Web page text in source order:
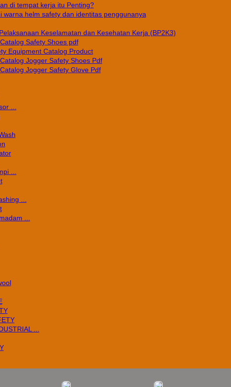
di tempat kerja itu Penting?
warna helm safety dan identitas penggunanya
Keselamatan dan Kesehatan Kerja (BP2K3)
Safety Shoes pdf
Equipment Catalog Product
Jogger Safety Shoes Pdf
Jogger Safety Glove Pdf
...
...
...
...
...